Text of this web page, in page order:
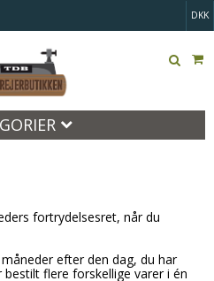
DKK
fortrydelsesret, når du
efter den dag, du har
flere forskellige varer i én